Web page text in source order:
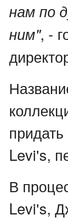
нам по
ним", -
Levi's,
В
Levi's,